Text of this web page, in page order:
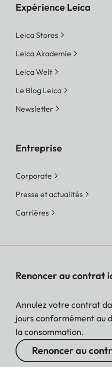
Expérience Leica
Leica Stores
Leica Akademie
Leica Welt
Le Blog Leica
Newsletter
Entreprise
Corporate
Presse et actualités
Carrières
Renoncer au contrat
Annulez votre contrat
jours conformément au
la consommation.
Renoncer au